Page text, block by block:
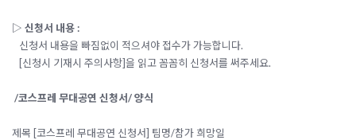
▷ 신청서 내용 :
신청서 내용을 빠짐없이 적으셔야 접수가 가능합니다.
[신청시 기재시 주의사항]을 읽고 꼼꼼히 신청서를 써주세요.
/코스프레 무대공연 신청서/ 양식
제목 [코스프레 무대공연 신청서] 팀명/참가 희망일